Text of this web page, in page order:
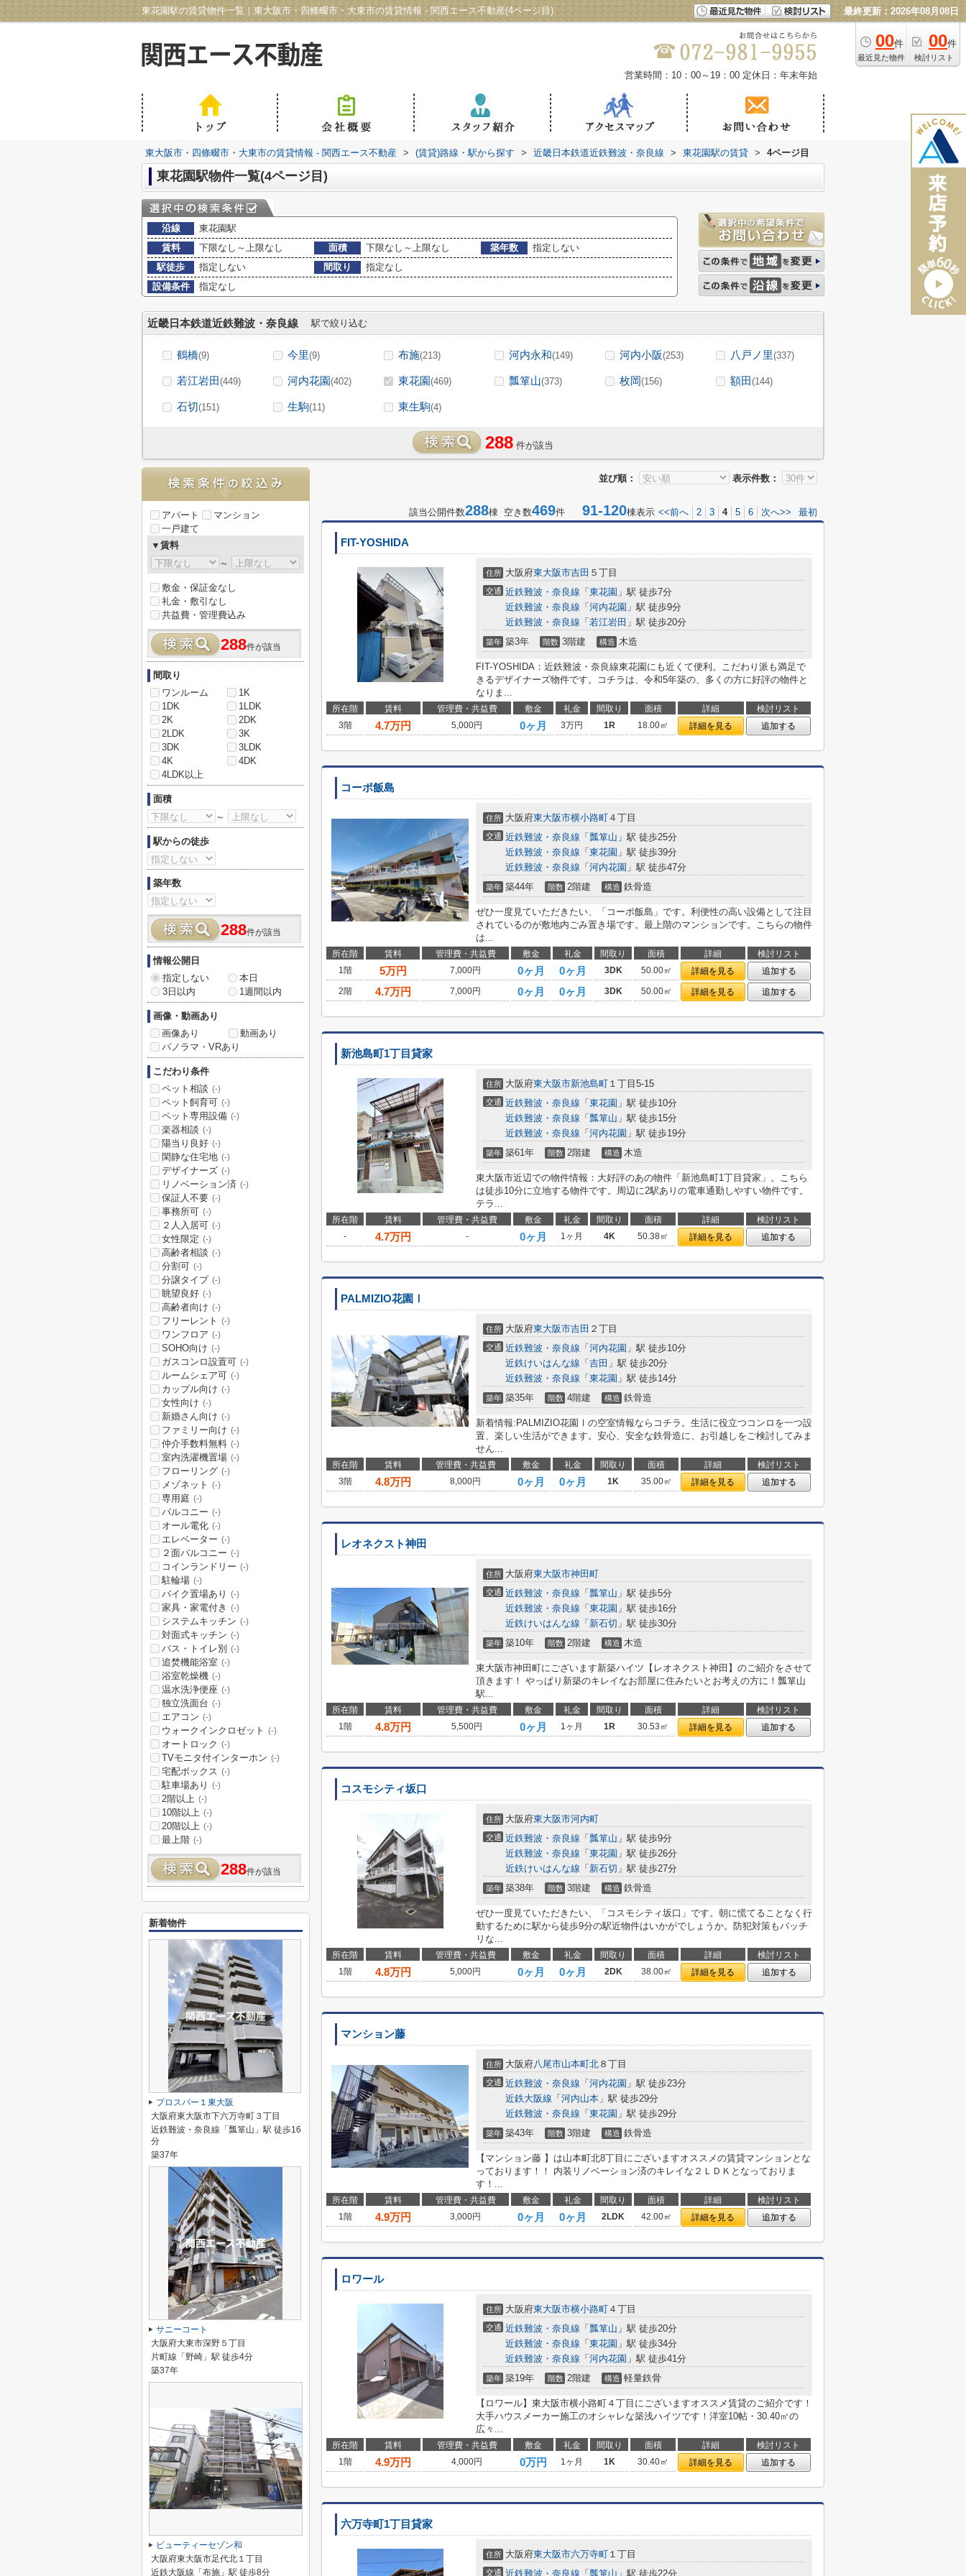
東花園駅の賃貸物件一覧｜東大阪市・四條畷市・大東市の賃貸情報 - 関西エース不動産(4ページ目) 最終更新：2026年08月08日
00件
最近見た物件
00件
検討リスト
営業時間：10：00～19：00 定休日：年末年始
東大阪市・四條畷市・大東市の賃貸情報 - 関西エース不動産 > (賃貸)路線・駅から探す > 近畿日本鉄道近鉄難波・奈良線 > 東花園駅の賃貸 > 4ページ目
東花園駅物件一覧(4ページ目)
沿線
東花園駅
賃料
下限なし～上限なし 面積 下限なし～上限なし 築年数
指定しない
駅徒歩
指定しない 間取り
指定なし
設備条件
指定なし
近畿日本鉄道近鉄難波・奈良線 駅で絞り込む
鶴橋(9) 今里(9) 布施(213) 河内永和(149) 河内小阪(253) 八戸ノ里(337)
若江岩田(449) 河内花園(402) 東花園(469) 瓢箪山(373) 枚岡(156) 額田(144)
石切(151) 生駒(11) 東生駒(4)
288 件が該当
並び順： 表示件数：
該当公開件数288棟 空き数469件 91-120棟表示 <<前へ 2 3 4 5 6 次へ>> 最初
FIT-YOSHIDA
住所 大阪府東大阪市吉田 ５丁目
交通 近鉄難波・奈良線 「 東花園 」駅 徒歩7分
近鉄難波・奈良線 「 河内花園 」駅 徒歩9分
近鉄難波・奈良線 「 若江岩田 」駅 徒歩20分
築年 築3年 階数 3階建 構造 木造
FIT-YOSHIDA：近鉄難波・奈良線東花園にも近くて便利。こだわり派も満足で
きるデザイナーズ物件です。コチラは、令和5年築の、多くの方に好評の物件と
なりま...
所在階 賃料 管理費・共益費 敷金 礼金 間取り 面積 詳細
検討リスト
3階
4.7万円 5,000円 0ヶ月 3万円 1R 18.00㎡ 詳細を見る 追加する
コーポ飯島
住所 大阪府東大阪市横小路町 ４丁目
交通 近鉄難波・奈良線 「 瓢箪山 」駅 徒歩25分
近鉄難波・奈良線 「 東花園 」駅 徒歩39分
近鉄難波・奈良線 「 河内花園 」駅 徒歩47分
築年 築44年 階数 2階建 構造 鉄骨造
ぜひ一度見ていただきたい、「コーポ飯島」です。利便性の高い設備として注目
されているのが敷地内ごみ置き場です。最上階のマンションです。こちらの物件
は...
所在階 賃料 管理費・共益費 敷金 礼金 間取り 面積 詳細
検討リスト
1階
5万円 7,000円 0ヶ月 0ヶ月 3DK 50.00㎡ 詳細を見る
追加する
2階
4.7万円 7,000円 0ヶ月 0ヶ月 3DK 50.00㎡ 詳細を見る 追加する
新池島町1丁目貸家
住所 大阪府東大阪市新池島町 １丁目5-15
交通 近鉄難波・奈良線 「 東花園 」駅 徒歩10分
近鉄難波・奈良線 「 瓢箪山 」駅 徒歩15分
近鉄難波・奈良線 「 河内花園 」駅 徒歩19分
築年 築61年 階数 2階建 構造 木造
東大阪市近辺での物件情報：大好評のあの物件「新池島町1丁目貸家」。こちら
は徒歩10分に立地する物件です。周辺に2駅ありの電車通勤しやすい物件です。
テラ...
所在階 賃料 管理費・共益費 敷金 礼金 間取り 面積 詳細
検討リスト
-
4.7万円 - 0ヶ月 1ヶ月 4K 50.38㎡ 詳細を見る 追加する
PALMIZIO花園Ⅰ
住所 大阪府東大阪市吉田 ２丁目
交通 近鉄難波・奈良線 「 河内花園 」駅 徒歩10分
近鉄けいはんな線 「 吉田 」駅 徒歩20分
近鉄難波・奈良線 「 東花園 」駅 徒歩14分
築年 築35年 階数 4階建 構造 鉄骨造
新着情報:PALMIZIO花園Ⅰの空室情報ならコチラ。生活に役立つコンロを一つ設
置、楽しい生活ができます。安心、安全な鉄骨造に、お引越しをご検討してみま
せん...
所在階 賃料 管理費・共益費 敷金 礼金 間取り 面積 詳細
検討リスト
3階
4.8万円 8,000円 0ヶ月 0ヶ月 1K 35.00㎡ 詳細を見る 追加する
レオネクスト神田
住所 大阪府東大阪市神田町
交通 近鉄難波・奈良線 「 瓢箪山 」駅 徒歩5分
近鉄難波・奈良線 「 東花園 」駅 徒歩16分
近鉄けいはんな線 「 新石切 」駅 徒歩30分
築年 築10年 階数 2階建 構造 木造
東大阪市神田町にございます新築ハイツ【レオネクスト神田】のご紹介をさせて
頂きます！ やっぱり新築のキレイなお部屋に住みたいとお考えの方に！瓢箪山
駅...
所在階 賃料 管理費・共益費 敷金 礼金 間取り 面積 詳細
検討リスト
1階
4.8万円 5,500円 0ヶ月 1ヶ月 1R 30.53㎡ 詳細を見る 追加する
コスモシティ坂口
住所 大阪府東大阪市河内町
交通 近鉄難波・奈良線 「 瓢箪山 」駅 徒歩9分
近鉄難波・奈良線 「 東花園 」駅 徒歩26分
近鉄けいはんな線 「 新石切 」駅 徒歩27分
築年 築38年 階数 3階建 構造 鉄骨造
ぜひ一度見ていただきたい、「コスモシティ坂口」です。朝に慌てることなく行
動するために駅から徒歩9分の駅近物件はいかがでしょうか。防犯対策もバッチ
リな...
所在階 賃料 管理費・共益費 敷金 礼金 間取り 面積 詳細
検討リスト
1階
4.8万円 5,000円 0ヶ月 0ヶ月 2DK 38.00㎡ 詳細を見る 追加する
マンション藤
住所 大阪府八尾市山本町北 ８丁目
交通 近鉄難波・奈良線 「 河内花園 」駅 徒歩23分
近鉄大阪線 「 河内山本 」駅 徒歩29分
近鉄難波・奈良線 「 東花園 」駅 徒歩29分
築年 築43年 階数 3階建 構造 鉄骨造
【マンション藤 】は山本町北8丁目にございますオススメの賃貸マンションとな
っております！！ 内装リノベーション済のキレイな２ＬＤＫとなっておりま
す！...
所在階 賃料 管理費・共益費 敷金 礼金 間取り 面積 詳細
検討リスト
1階
4.9万円 3,000円 0ヶ月 0ヶ月 2LDK 42.00㎡ 詳細を見る 追加する
ロワール
住所 大阪府東大阪市横小路町 ４丁目
交通 近鉄難波・奈良線 「 瓢箪山 」駅 徒歩20分
近鉄難波・奈良線 「 東花園 」駅 徒歩34分
近鉄難波・奈良線 「 河内花園 」駅 徒歩41分
築年 築19年 階数 2階建 構造 軽量鉄骨
【ロワール】東大阪市横小路町４丁目にございますオススメ賃貸のご紹介です！
大手ハウスメーカー施工のオシャレな築浅ハイツです！洋室10帖・30.40㎡の
広々...
所在階 賃料 管理費・共益費 敷金 礼金 間取り 面積 詳細
検討リスト
1階
4.9万円 4,000円 0万円 1ヶ月 1K 30.40㎡ 詳細を見る 追加する
六万寺町1丁目貸家
住所 大阪府東大阪市六万寺町 １丁目
交通 近鉄難波・奈良線 「 瓢箪山 」駅 徒歩22分
アパート
マンション
一戸建て
▼賃料
～
敷金・保証金なし
礼金・敷引なし
共益費・管理費込み
288件が該当
間取り
ワンルーム
1K
1DK
1LDK
2K
2DK
2LDK
3K
3DK
3LDK
4K
4DK
4LDK以上
面積
～
駅からの徒歩
築年数
288件が該当
情報公開日
指定しない
本日
3日以内
1週間以内
画像・動画あり
画像あり
動画あり
パノラマ・VRあり
こだわり条件
ペット相談 (-)
ペット飼育可 (-)
ペット専用設備 (-)
楽器相談 (-)
陽当り良好 (-)
閑静な住宅地 (-)
デザイナーズ (-)
リノベーション済 (-)
保証人不要 (-)
事務所可 (-)
２人入居可 (-)
女性限定 (-)
高齢者相談 (-)
分割可 (-)
分譲タイプ (-)
眺望良好 (-)
高齢者向け (-)
フリーレント (-)
ワンフロア (-)
SOHO向け (-)
ガスコンロ設置可 (-)
ルームシェア可 (-)
カップル向け (-)
女性向け (-)
新婚さん向け (-)
ファミリー向け (-)
仲介手数料無料 (-)
室内洗濯機置場 (-)
フローリング (-)
メゾネット (-)
専用庭 (-)
バルコニー (-)
オール電化 (-)
エレベーター (-)
２面バルコニー (-)
コインランドリー (-)
駐輪場 (-)
バイク置場あり (-)
家具・家電付き (-)
システムキッチン (-)
対面式キッチン (-)
バス・トイレ別 (-)
追焚機能浴室 (-)
浴室乾燥機 (-)
温水洗浄便座 (-)
独立洗面台 (-)
エアコン (-)
ウォークインクロゼット (-)
オートロック (-)
TVモニタ付インターホン (-)
宅配ボックス (-)
駐車場あり (-)
2階以上 (-)
10階以上 (-)
20階以上 (-)
最上階 (-)
288件が該当
新着物件
プロスパー１東大阪
大阪府東大阪市下六万寺町３丁目
近鉄難波・奈良線「瓢箪山」駅 徒歩16
分
築37年
サニーコート
大阪府大東市深野５丁目
片町線「野崎」駅 徒歩4分
築37年
ビューティーセゾン和
大阪府東大阪市足代北１丁目
近鉄大阪線「布施」駅 徒歩8分